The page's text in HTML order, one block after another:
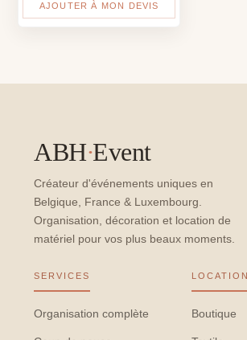
AJOUTER À MON DEVIS
ABH·Event
Créateur d'événements uniques en
Belgique, France & Luxembourg.
Organisation, décoration et location de
matériel pour vos plus beaux moments.
SERVICES
Organisation complète
LOCATION
Boutique